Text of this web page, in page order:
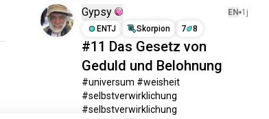
Gypsy EN 1j
ENTJ
Skorpion 7 8
#11 Das Gesetz von
Geduld und Belohnung
#universum #weisheit
#selbstverwirklichung
#selbstverwirklichung